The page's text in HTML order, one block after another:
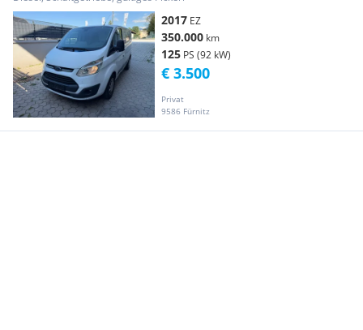
2017 EZ
350.000 km
125 PS (92 kW)
Privat
9586 Fürnitz
€ 3.500